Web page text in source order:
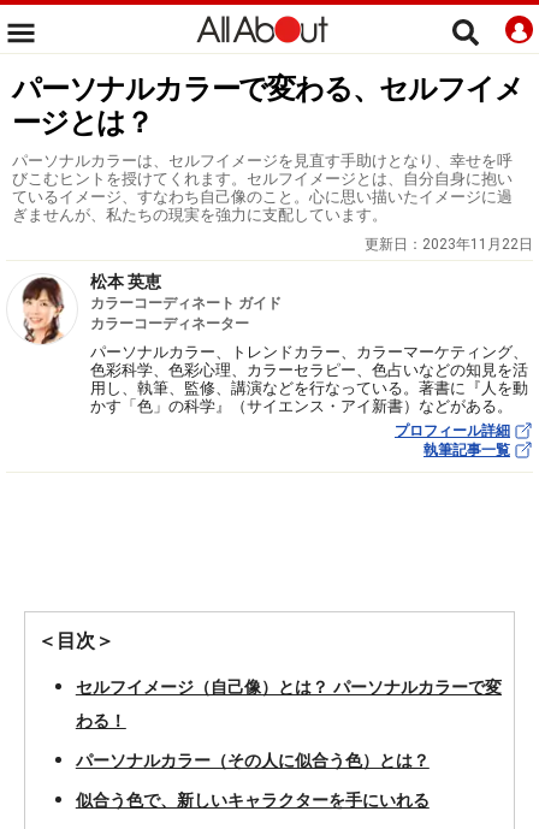
パーソナルカラーで変わる、セルフイメ
ージとは？
パーソナルカラーは、セルフイメージを見直す手助けとなり、幸せを呼
びこむヒントを授けてくれます。セルフイメージとは、自分自身に抱い
ているイメージ、すなわち自己像のこと。心に思い描いたイメージに過
ぎませんが、私たちの現実を強力に支配しています。
更新日： 2023年11月22日
松本 英恵
カラーコーディネート ガイド
カラーコーディネーター
パーソナルカラー、トレンドカラー、カラーマーケティング、
色彩科学、色彩心理、カラーセラピー、色占いなどの知見を活
用し、執筆、監修、講演などを行なっている。著書に『人を動
かす「色」の科学』（サイエンス・アイ新書）などがある。
プロフィール詳細
執筆記事一覧
＜目次＞
セルフイメージ（自己像）とは？ パーソナルカラーで変
わる！
パーソナルカラー（その人に似合う色）とは？
似合う色で、新しいキャラクターを手にいれる